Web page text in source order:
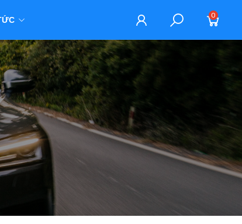
0